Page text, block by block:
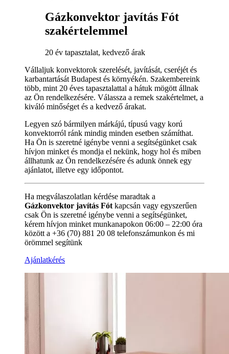
Gázkonvektor javítás Fót
szakértelemmel
20 év tapasztalat, kedvező árak
Vállaljuk konvektorok szerelését, javítását, cseréjét és
karbantartását Budapest és környékén. Szakembereink
több, mint 20 éves tapasztalattal a hátuk mögött állnak
az Ön rendelkezésére. Válassza a remek szakértelmet, a
kiváló minőséget és a kedvező árakat.
Legyen szó bármilyen márkájú, típusú vagy korú
konvektorról ránk mindig minden esetben számíthat.
Ha Ön is szeretné igénybe venni a segítségünket csak
hívjon minket és mondja el nekünk, hogy hol és miben
állhatunk az Ön rendelkezésére és adunk önnek egy
ajánlatot, illetve egy időpontot.
Ha megválaszolatlan kérdése maradtak a
Gázkonvektor javítás Fót kapcsán vagy egyszerűen
csak Ön is szeretné igénybe venni a segítségünket,
kérem hívjon minket munkanapokon 06:00 – 22:00 óra
között a +36 (70) 881 20 08 telefonszámunkon és mi
örömmel segítünk
Ajánlatkérés